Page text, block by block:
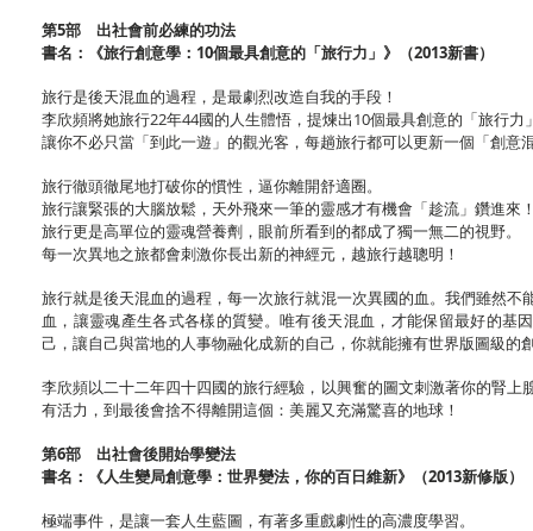
第5部 出社會前必練的功法
書名：《旅行創意學：10個最具創意的「旅行力」》（2013新書）
旅行是後天混血的過程，是最劇烈改造自我的手段！
李欣頻將她旅行22年44國的人生體悟，提煉出10個最具創意的「旅行力
讓你不必只當「到此一遊」的觀光客，每趟旅行都可以更新一個「創意
旅行徹頭徹尾地打破你的慣性，逼你離開舒適圈。
旅行讓緊張的大腦放鬆，天外飛來一筆的靈感才有機會「趁流」鑽進來
旅行更是高單位的靈魂營養劑，眼前所看到的都成了獨一無二的視野。
每一次異地之旅都會刺激你長出新的神經元，越旅行越聰明！
旅行就是後天混血的過程，每一次旅行就混一次異國的血。我們雖然
血，讓靈魂產生各式各樣的質變。唯有後天混血，才能保留最好的
己，讓自己與當地的人事物融化成新的自己，你就能擁有世界版圖級的
李欣頻以二十二年四十四國的旅行經驗，以興奮的圖文刺激著你的腎
有活力，到最後會捨不得離開這個：美麗又充滿驚喜的地球！
第6部 出社會後開始學變法
書名：《人生變局創意學：世界變法，你的百日維新》（2013新修版）
極端事件，是讓一套人生藍圖，有著多重戲劇性的高濃度學習。